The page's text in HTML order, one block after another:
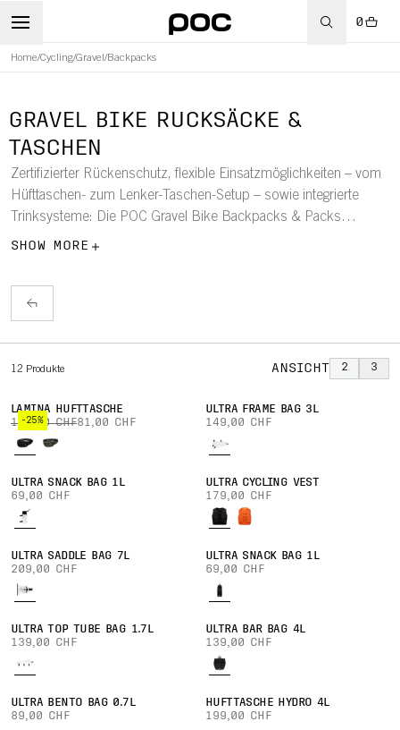
0
Home/Cycling/Gravel /Backpacks
GRAVEL BIKE RUCKSÄCKE &
TASCHEN
Zertifizierter Rückenschutz, flexible Einsatzmöglichkeiten – vom
Hüfttaschen- zum Lenker-Taschen-Setup – sowie integrierte
Trinksysteme: Die POC Gravel Bike Backpacks & Packs
Kollektion vereint vielseitige Rucksäcke und Taschen mit
SHOW MORE
12 Produkte ANSICHT 2 3
-25%
LAMINA HÜFTTASCHE
109,00 CHF81,00 CHF
ULTRA FRAME BAG 3L
149,00 CHF
ULTRA SNACK BAG 1L
69,00 CHF
ULTRA CYCLING VEST
179,00 CHF
ULTRA SADDLE BAG 7L
209,00 CHF
ULTRA SNACK BAG 1L
69,00 CHF
ULTRA TOP TUBE BAG 1.7L
139,00 CHF
ULTRA BAR BAG 4L
139,00 CHF
ULTRA BENTO BAG 0.7L
89,00 CHF
HÜFTTASCHE HYDRO 4L
199,00 CHF